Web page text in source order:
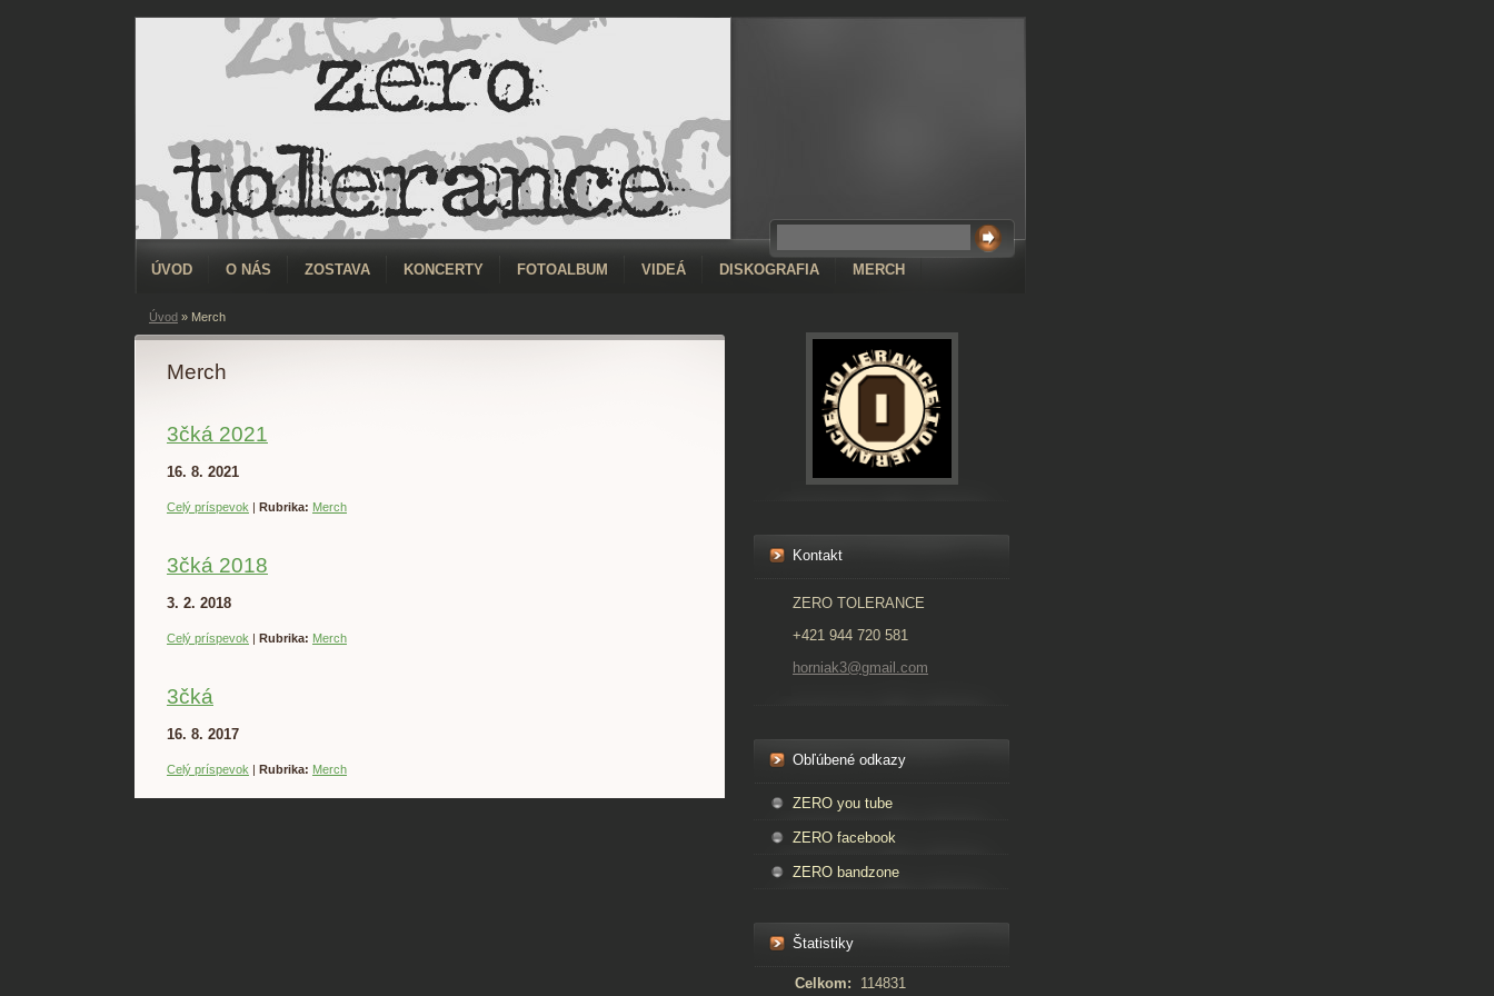
ÚVOD O NÁS ZOSTAVA KONCERTY FOTOALBUM VIDEÁ DISKOGRAFIA MERCH
Úvod » Merch
Merch
3čká 2021
16. 8. 2021
Celý príspevok | Rubrika: Merch
3čká 2018
3. 2. 2018
Celý príspevok | Rubrika: Merch
3čká
16. 8. 2017
Celý príspevok | Rubrika: Merch
Kontakt
ZERO TOLERANCE
+421 944 720 581
horniak3@gmail.com
Obľúbené odkazy
ZERO you tube
ZERO facebook
ZERO bandzone
Štatistiky
Celkom: 114831